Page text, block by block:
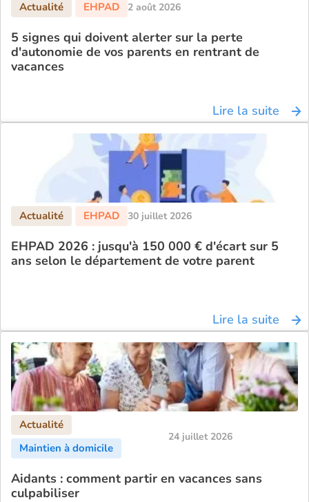
2 août 2026
5 signes qui doivent alerter sur la perte
d'autonomie de vos parents en rentrant de
vacances
Lire la suite
30 juillet 2026
EHPAD 2026 : jusqu'à 150 000 € d'écart sur 5
ans selon le département de votre parent
Lire la suite
24 juillet 2026
Aidants : comment partir en vacances sans
culpabiliser